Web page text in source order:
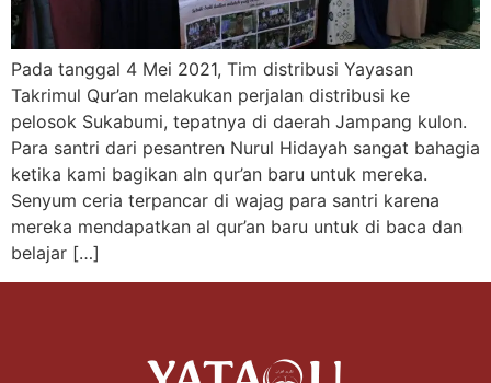
Pada tanggal 4 Mei 2021, Tim distribusi Yayasan
Takrimul Qur’an melakukan perjalan distribusi ke
pelosok Sukabumi, tepatnya di daerah Jampang kulon.
Para santri dari pesantren Nurul Hidayah sangat bahagia
ketika kami bagikan aln qur’an baru untuk mereka.
Senyum ceria terpancar di wajag para santri karena
mereka mendapatkan al qur’an baru untuk di baca dan
belajar […]